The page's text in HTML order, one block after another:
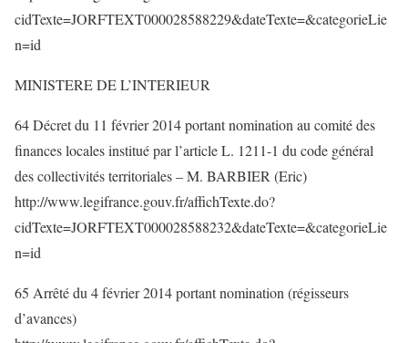
cidTexte=JORFTEXT000028588229&dateTexte=&categorieLie
n=id
MINISTERE DE L’INTERIEUR
64 Décret du 11 février 2014 portant nomination au comité des
finances locales institué par l’article L. 1211-1 du code général
des collectivités territoriales – M. BARBIER (Eric)
http://www.legifrance.gouv.fr/affichTexte.do?
cidTexte=JORFTEXT000028588232&dateTexte=&categorieLie
n=id
65 Arrêté du 4 février 2014 portant nomination (régisseurs
d’avances)